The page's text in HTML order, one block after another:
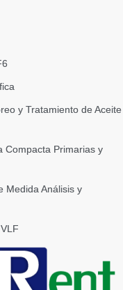
y Tratamiento de Aceite
Compacta Primarias y
Medida Análisis y